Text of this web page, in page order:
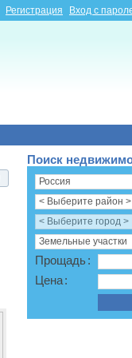
Регистрация Вход с
Поиск
Прощадь:
Цена: